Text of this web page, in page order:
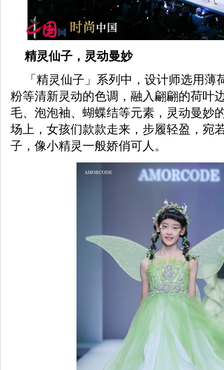
精灵仙子，灵动曼妙
「精灵仙子」系列中，设计师选用薄
粉等清新灵动的色调，融入翩翩的荷叶
毛、泡泡袖、蝴蝶结等元素，灵动曼妙
场上，女孩们款款走来，步履轻盈，宛
子，像小精灵一般娇俏可人。